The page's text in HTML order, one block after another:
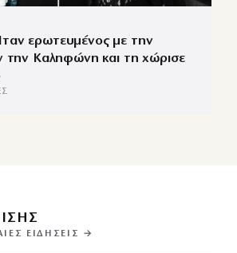
ερωτευμένος με την
την Καληφώνη και τη χώρισε
ΕΙΔΉΣΕΙΣ →